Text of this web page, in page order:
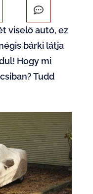
viselő autó, ez
bárki látja
Hogy mi
Tudd